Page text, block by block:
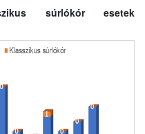
súrlókór esetek